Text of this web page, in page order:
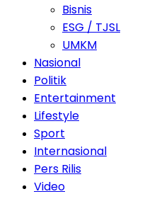
Bisnis
ESG / TJSL
UMKM
Nasional
Politik
Entertainment
Lifestyle
Sport
Internasional
Pers Rilis
Video